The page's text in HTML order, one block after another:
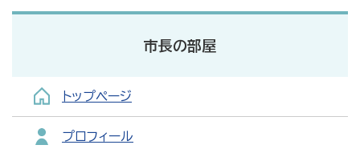
市長の部屋
トップページ
プロフィール